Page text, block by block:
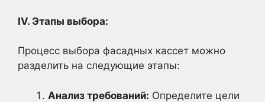
IV. Этапы выбора:
Процесс выбора фасадных кассет можно
разделить на следующие этапы:
Анализ требований: Определите цели